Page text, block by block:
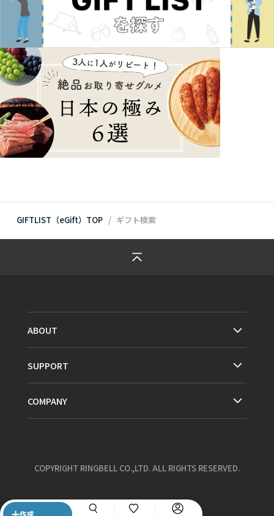
GIFTLIST（eGift）TOP ギフト検索
ABOUT
SUPPORT
COMPANY
COPYRIGHT RINGBELL CO.,LTD. ALL RIGHTS RESERVED.
作成